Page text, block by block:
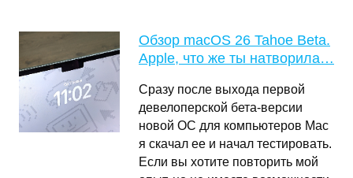
Обзор macOS 26 Tahoe Beta.
Apple, что же ты натворила…
Сразу после выхода первой
девелоперской бета-версии
новой ОС для компьютеров Mac
я скачал ее и начал тестировать.
Если вы хотите повторить мой